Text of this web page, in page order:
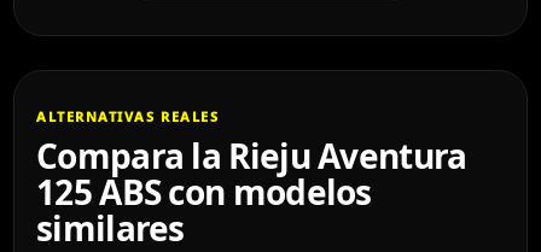
ALTERNATIVAS REALES
Compara la Rieju Aventura
125 ABS con modelos
similares